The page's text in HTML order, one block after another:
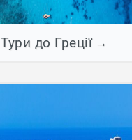
Тури до Греції